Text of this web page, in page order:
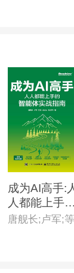
成为AI高手:
人都能上手的
智能体实战指
唐舰长;卢军;等